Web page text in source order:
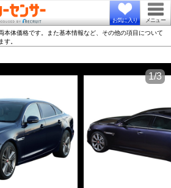
お気に入り メニュー
本体価格です。また基本情報など、その他の項目について
す。
1/3